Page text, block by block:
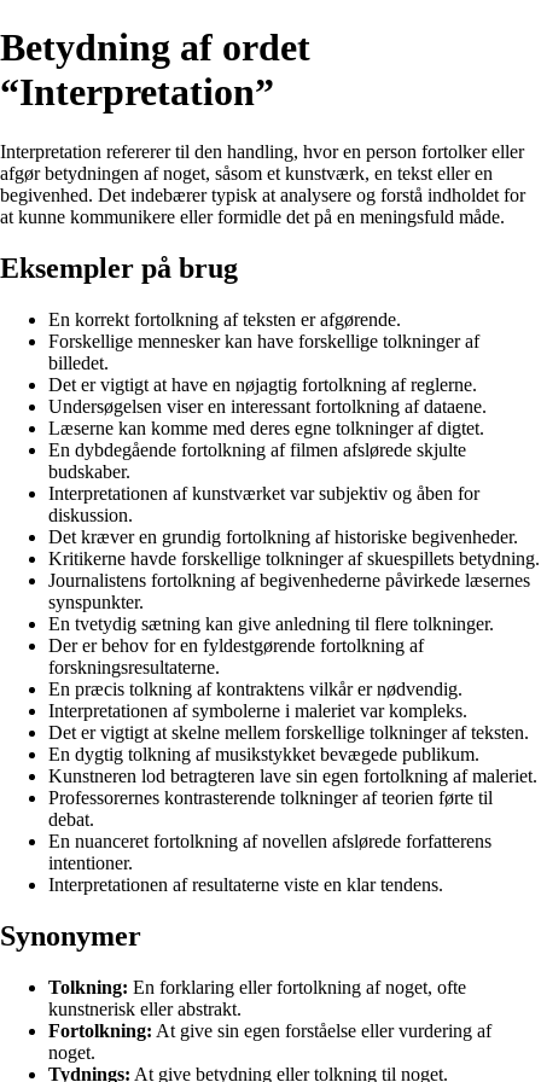
Betydning af ordet
“Interpretation”
Interpretation refererer til den handling, hvor en person fortolker eller
afgør betydningen af noget, såsom et kunstværk, en tekst eller en
begivenhed. Det indebærer typisk at analysere og forstå indholdet for
at kunne kommunikere eller formidle det på en meningsfuld måde.
Eksempler på brug
En korrekt fortolkning af teksten er afgørende.
Forskellige mennesker kan have forskellige tolkninger af
billedet.
Det er vigtigt at have en nøjagtig fortolkning af reglerne.
Undersøgelsen viser en interessant fortolkning af dataene.
Læserne kan komme med deres egne tolkninger af digtet.
En dybdegående fortolkning af filmen afslørede skjulte
budskaber.
Interpretationen af kunstværket var subjektiv og åben for
diskussion.
Det kræver en grundig fortolkning af historiske begivenheder.
Kritikerne havde forskellige tolkninger af skuespillets betydning.
Journalistens fortolkning af begivenhederne påvirkede læsernes
synspunkter.
En tvetydig sætning kan give anledning til flere tolkninger.
Der er behov for en fyldestgørende fortolkning af
forskningsresultaterne.
En præcis tolkning af kontraktens vilkår er nødvendig.
Interpretationen af symbolerne i maleriet var kompleks.
Det er vigtigt at skelne mellem forskellige tolkninger af teksten.
En dygtig tolkning af musikstykket bevægede publikum.
Kunstneren lod betragteren lave sin egen fortolkning af maleriet.
Professorernes kontrasterende tolkninger af teorien førte til
debat.
En nuanceret fortolkning af novellen afslørede forfatterens
intentioner.
Interpretationen af resultaterne viste en klar tendens.
Synonymer
Tolkning: En forklaring eller fortolkning af noget, ofte
kunstnerisk eller abstrakt.
Fortolkning: At give sin egen forståelse eller vurdering af
noget.
Tydnings: At give betydning eller tolkning til noget.